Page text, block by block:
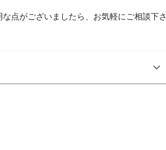
点がございましたら、お気軽にご相談下さ